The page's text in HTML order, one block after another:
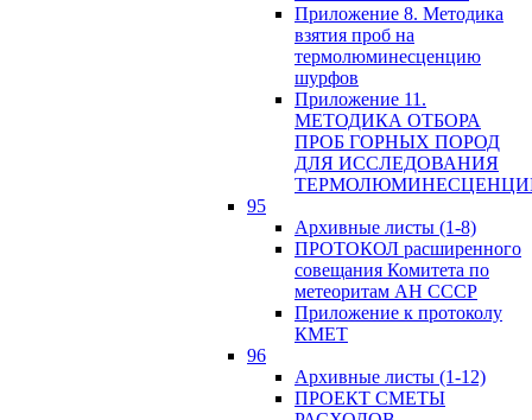
Приложение 8. Методика
взятия проб на
термолюминесценцию
шурфов
Приложение 11.
МЕТОДИКА ОТБОРА
ПРОБ ГОРНЫХ ПОРОД
ДЛЯ ИССЛЕДОВАНИЯ
95
Архивные листы (1-8)
ПРОТОКОЛ расширенного
совещания Комитета по
метеоритам АН СССР
Приложение к протоколу
КМЕТ
96
Архивные листы (1-12)
ПРОЕКТ СМЕТЫ